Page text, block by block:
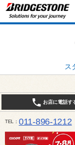
ス
お店に電話す
TEL 011-896-1212
平日・日・祝日：作業受付
受け出来ない場合がござい